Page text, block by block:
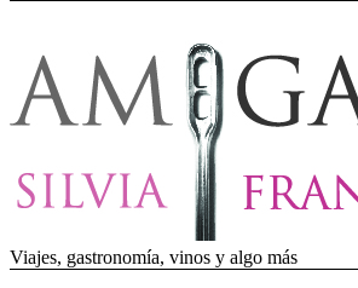
Viajes, gastronomía, vinos y algo más